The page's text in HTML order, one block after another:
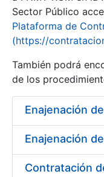
Sector Público
Plataforma de
(https://
También podrá
de los